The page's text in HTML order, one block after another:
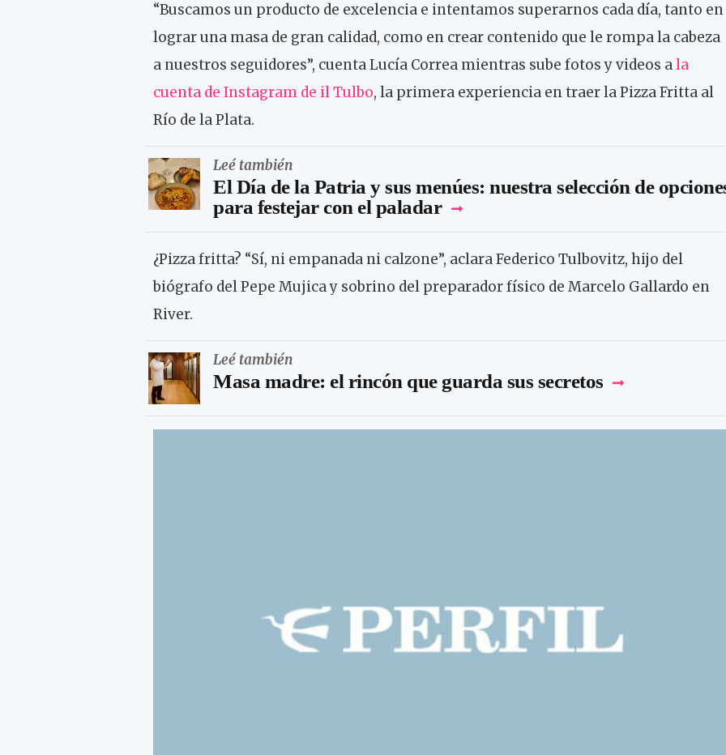
“Buscamos un producto de excelencia e intentamos superarnos cada día, tanto en
lograr una masa de gran calidad, como en crear contenido que le rompa la cabeza
a nuestros seguidores”, cuenta Lucía Correa mientras sube fotos y videos ala
cuenta de Instagram de il Tulbo, la primera experiencia en traer la Pizza Fritta al
Río de la Plata.
Leé también
El Día de la Patria y sus menúes: nuestra selección de
para festejar con el paladar
¿Pizza fritta? “Sí, ni empanada ni calzone”, aclara Federico Tulbovitz, hijo del
biógrafo del Pepe Mujica y sobrino del preparador físico de Marcelo Gallardo en
River.
Leé también
Masa madre: el rincón que guarda sus secretos